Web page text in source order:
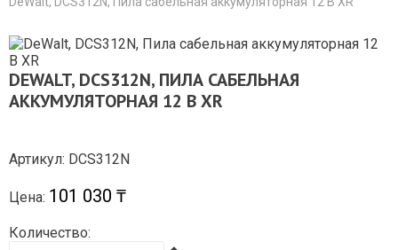
DEWALT, DCS312N, ПИЛА САБЕЛЬНАЯ
АККУМУЛЯТОРНАЯ 12 В XR
Артикул: DCS312N
Цена: 101 030 ₸
Количество: